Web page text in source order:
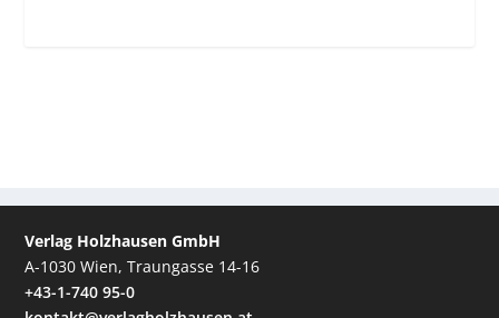
Verlag Holzhausen GmbH
A-1030 Wien, Traungasse 14-16
+43-1-740 95-0